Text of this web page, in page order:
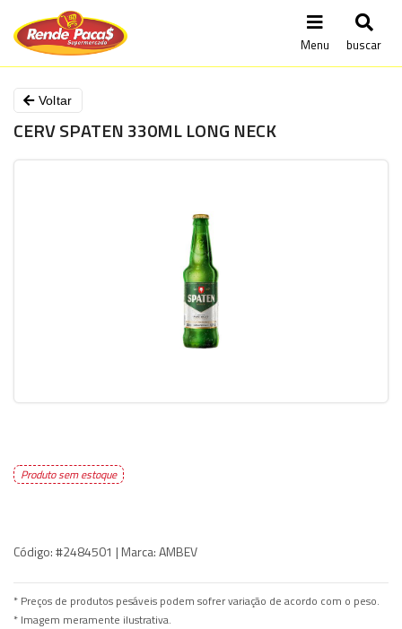
Menu buscar
Voltar
CERV SPATEN 330ML LONG NECK
Produto sem estoque
Código:#2484501 | Marca:AMBEV
* Preços de produtos pesáveis podem sofrer variação de acordo com o peso.
* Imagem meramente ilustrativa.